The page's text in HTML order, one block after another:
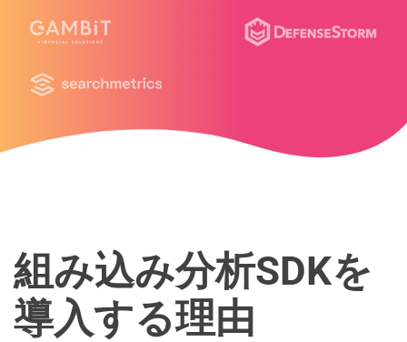
組み込み分析SDKを
導入する理由